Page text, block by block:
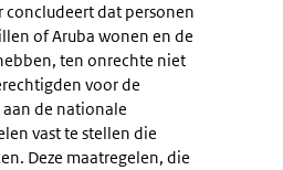
dat personen
of Aruba wonen en de
ten onrechte niet
voor de
aan de nationale
vast te stellen die
Deze maatregelen, die